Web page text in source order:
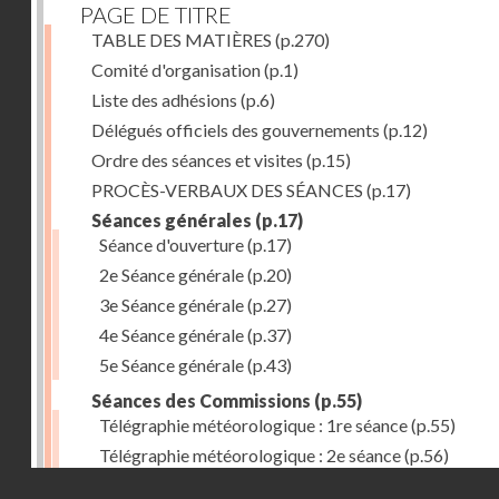
PAGE DE TITRE
TABLE DES MATIÈRES (p.270)
Comité d'organisation(p.1)
Liste des adhésions (p.6)
Délégués officiels des gouvernements (p.12)
Ordre des séances et visites (p.15)
PROCÈS-VERBAUX DES SÉANCES (p.17)
Séances générales (p.17)
Séance d'ouverture(p.17)
2e Séance générale(p.20)
3e Séance générale(p.27)
4e Séance générale(p.37)
5e Séance générale(p.43)
Séances des Commissions (p.55)
Télégraphie météorologique : 1re séance(p.55)
Télégraphie météorologique : 2e séance(p.56)